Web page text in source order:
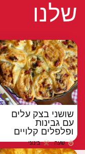
שלנו
שושני בצק עלים
עם גבינות
ופלפלים קלויים
זמן הכנה
שעה רמת קושי
בינוני